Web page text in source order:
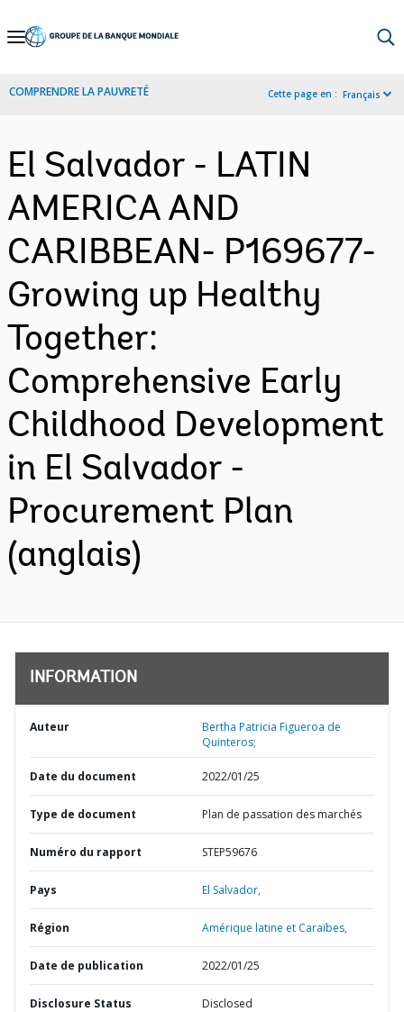
Skip
Navigation
COMPRENDRE LA PAUVRETÉ Cette page en : Français
El Salvador - LATIN
AMERICA AND
CARIBBEAN- P169677-
Growing up Healthy
Together:
Comprehensive Early
Childhood Development
in El Salvador -
Procurement Plan
(anglais)
INFORMATION
Auteur
Bertha Patricia Figueroa de
Quinteros;
Date du document 2022/01/25
Type de document Plan de passation des marchés
Numéro du rapport STEP59676
Pays El Salvador,
Région Amérique latine et Caraïbes,
Date de publication 2022/01/25
Disclosure Status Disclosed